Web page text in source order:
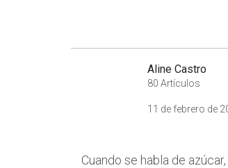
Aline Castro
80 Artículos
11 de febrero de
Cuando se habla de